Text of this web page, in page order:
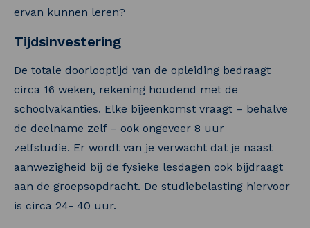
ervan kunnen leren?
Tijdsinvestering
De totale doorlooptijd van de opleiding bedraagt
circa 16 weken, rekening houdend met de
schoolvakanties. Elke bijeenkomst vraagt – behalve
de deelname zelf – ook ongeveer 8 uur
zelfstudie. Er wordt van je verwacht dat je naast
aanwezigheid bij de fysieke lesdagen ook bijdraagt
aan de groepsopdracht. De studiebelasting hiervoor
is circa 24- 40 uur.